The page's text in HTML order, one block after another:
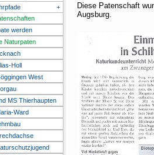
+
werden
Naturpaten
Holl
West
MS Thierhaupten
Ward
Diese Patenschaft
Augsburg.